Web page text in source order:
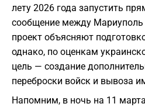
лету 2026 года запустить
сообщение между Мариуполь
проект объясняют
однако, по оценкам
цель — создание
переброски войск и вывоза
Напомним, в ночь на 11